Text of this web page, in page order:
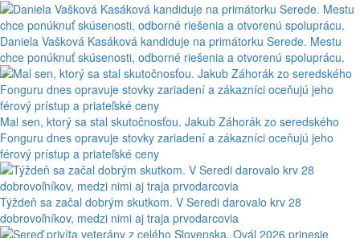
Daniela Vašková Kasáková kandiduje na primátorku Serede. Mestu
chce ponúknuť skúsenosti, odborné riešenia a otvorenú spoluprácu.
Mal sen, ktorý sa stal skutočnosťou. Jakub Záhorák zo seredského
Fonguru dnes opravuje stovky zariadení a zákazníci oceňujú jeho
férový prístup a priateľské ceny
Týždeň sa začal dobrým skutkom. V Seredi darovalo krv 28
dobrovoľníkov, medzi nimi aj traja prvodarcovia